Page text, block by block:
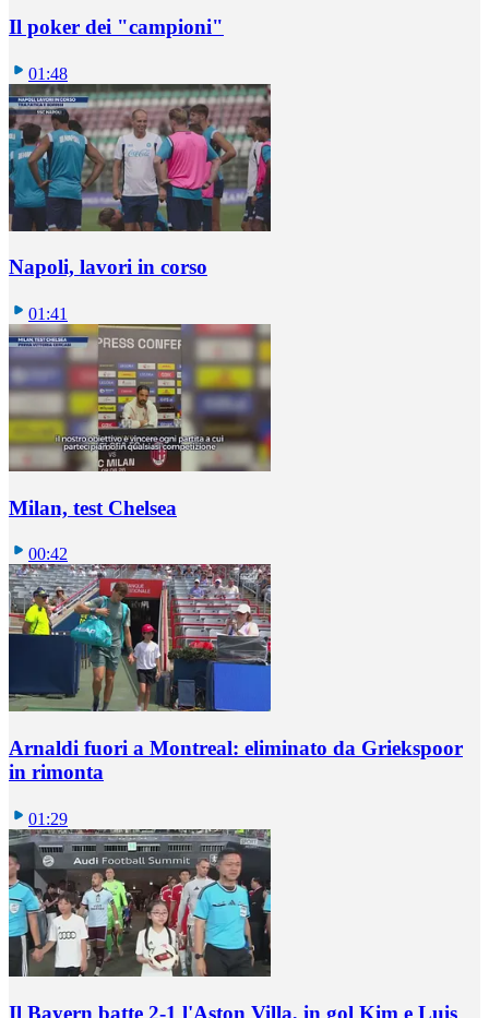
Il poker dei "campioni"
01:48
Napoli, lavori in corso
01:41
Milan, test Chelsea
00:42
Arnaldi fuori a Montreal: eliminato da Griekspoor
in rimonta
01:29
Il Bayern batte 2-1 l'Aston Villa, in gol Kim e Luis